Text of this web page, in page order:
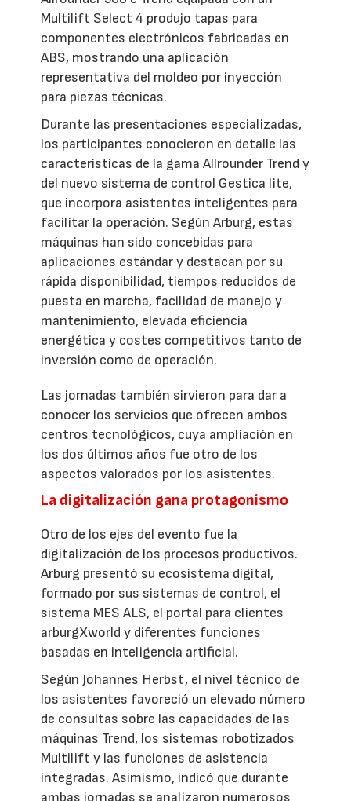
Multilift Select 4 produjo tapas para
componentes electrónicos fabricadas en
ABS, mostrando una aplicación
representativa del moldeo por inyección
para piezas técnicas.
Durante las presentaciones especializadas,
los participantes conocieron en detalle las
características de la gama Allrounder Trend y
del nuevo sistema de control Gestica lite,
que incorpora asistentes inteligentes para
facilitar la operación. Según Arburg, estas
máquinas han sido concebidas para
aplicaciones estándar y destacan por su
rápida disponibilidad, tiempos reducidos de
puesta en marcha, facilidad de manejo y
mantenimiento, elevada eficiencia
energética y costes competitivos tanto de
inversión como de operación.
Las jornadas también sirvieron para dar a
conocer los servicios que ofrecen ambos
centros tecnológicos, cuya ampliación en
los dos últimos años fue otro de los
aspectos valorados por los asistentes.
La digitalización gana protagonismo
Otro de los ejes del evento fue la
digitalización de los procesos productivos.
Arburg presentó su ecosistema digital,
formado por sus sistemas de control, el
sistema MES ALS, el portal para clientes
arburgXworld y diferentes funciones
basadas en inteligencia artificial.
Según Johannes Herbst, el nivel técnico de
los asistentes favoreció un elevado número
de consultas sobre las capacidades de las
máquinas Trend, los sistemas robotizados
Multilift y las funciones de asistencia
integradas. Asimismo, indicó que durante
ambas jornadas se analizaron numerosos